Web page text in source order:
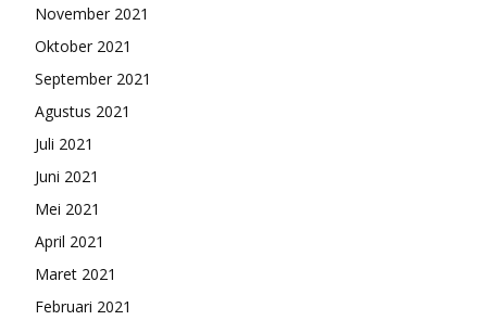
November 2021
Oktober 2021
September 2021
Agustus 2021
Juli 2021
Juni 2021
Mei 2021
April 2021
Maret 2021
Februari 2021